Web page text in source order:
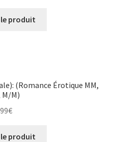
produit
(Romance Érotique MM,
M/M)
€
produit